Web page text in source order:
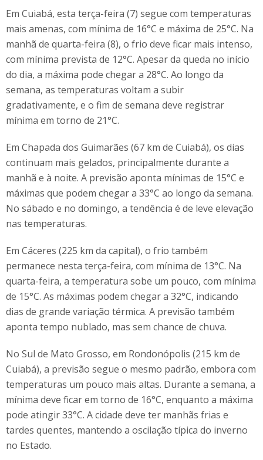
Em Cuiabá, esta terça-feira (7) segue com temperaturas
mais amenas, com mínima de 16°C e máxima de 25°C. Na
manhã de quarta-feira (8), o frio deve ficar mais intenso,
com mínima prevista de 12°C. Apesar da queda no início
do dia, a máxima pode chegar a 28°C. Ao longo da
semana, as temperaturas voltam a subir
gradativamente, e o fim de semana deve registrar
mínima em torno de 21°C.
Em Chapada dos Guimarães (67 km de Cuiabá), os dias
continuam mais gelados, principalmente durante a
manhã e à noite. A previsão aponta mínimas de 15°C e
máximas que podem chegar a 33°C ao longo da semana.
No sábado e no domingo, a tendência é de leve elevação
nas temperaturas.
Em Cáceres (225 km da capital), o frio também
permanece nesta terça-feira, com mínima de 13°C. Na
quarta-feira, a temperatura sobe um pouco, com mínima
de 15°C. As máximas podem chegar a 32°C, indicando
dias de grande variação térmica. A previsão também
aponta tempo nublado, mas sem chance de chuva.
No Sul de Mato Grosso, em Rondonópolis (215 km de
Cuiabá), a previsão segue o mesmo padrão, embora com
temperaturas um pouco mais altas. Durante a semana, a
mínima deve ficar em torno de 16°C, enquanto a máxima
pode atingir 33°C. A cidade deve ter manhãs frias e
tardes quentes, mantendo a oscilação típica do inverno
no Estado.